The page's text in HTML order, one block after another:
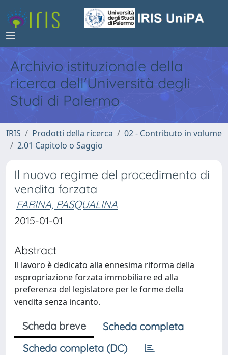
Archivio istituzionale della
ricerca dell'Università degli
Studi di Palermo
IRIS Prodotti della ricerca
02 - Contributo in volume
2.01 Capitolo o Saggio
Il nuovo regime del procedimento di
vendita forzata
FARINA, PASQUALINA
2015-01-01
Abstract
Il lavoro è dedicato alla ennesima riforma della
espropriazione forzata immobiliare ed alla
preferenza del legislatore per le forme della
vendita senza incanto.
Scheda breve
Scheda completa
Scheda completa (DC)